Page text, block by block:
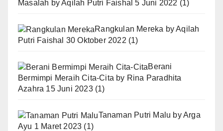
Masalah byAqilah Putri Faishal 5 Juni 2022 (1)
Rangkulan Mereka byAqilah
Putri Faishal 30 Oktober 2022 (1)
Berani
Bermimpi Meraih Cita-Cita by Rina Paradhita
Azahra 15 Juni 2023 (1)
Tanaman Putri Malu byArga
Ayu 1 Maret 2023 (1)